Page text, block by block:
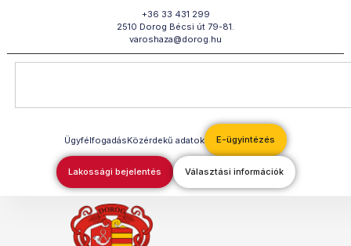
+36 33 431 299
2510 Dorog Bécsi út 79-81.
varoshaza@dorog.hu
ÜgyfélfogadásKözérdekű adatok E-ügyintézés
Lakossági bejelentés Választási információk